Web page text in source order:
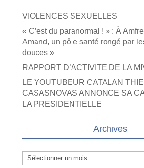
VIOLENCES SEXUELLES
« C’est du paranormal ! » : À
Amand, un pôle santé rongé par
douces »
RAPPORT D’ACTIVITE DE LA
LE YOUTUBEUR CATALAN
CASASNOVAS ANNONCE SA
LA PRESIDENTIELLE
Archives
Archives